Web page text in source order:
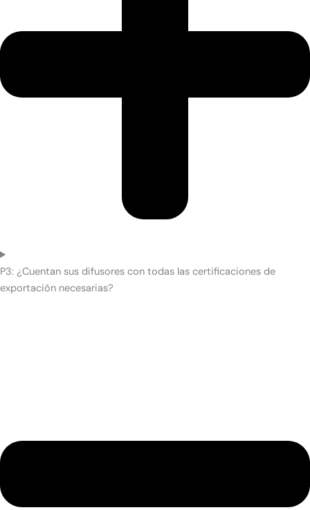
P3: ¿Cuentan sus difusores con todas las certificaciones de
exportación necesarias?